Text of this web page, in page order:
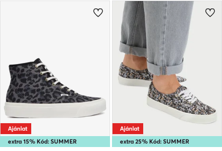
extra 15% Kód: SUMMER
Ajánlat
extra 25% Kód: SUMMER
Ajánlat